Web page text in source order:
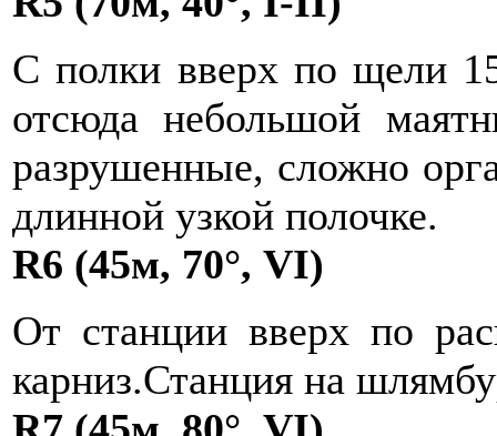
С полки вверх по щели
отсюда небольшой
разрушенные, сложно
длинной узкой полочке.
R6 (45м, 70°, VI)
От станции вверх по
карниз.Станция на